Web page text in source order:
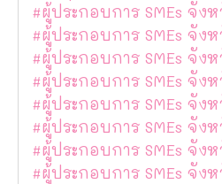
#ผู้ประกอบการ SMEs จัง
#ผู้ประกอบการ SMEs จัง
#ผู้ประกอบการ SMEs จัง
#ผู้ประกอบการ SMEs จัง
#ผู้ประกอบการ SMEs จัง
#ผู้ประกอบการ SMEs จัง
#ผู้ประกอบการ SMEs จัง
#ผู้ประกอบการ SMEs จังห